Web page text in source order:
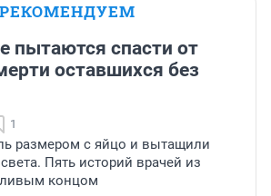
РЕКОМЕНДУЕМ
пытаются спасти от
оставшихся без
1
размером с яйцо и вытащили
Пять историй врачей из
концом